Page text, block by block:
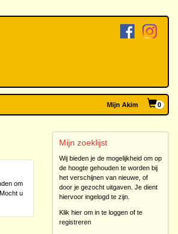
Mijn Akim 0
om
u
Mijn zoeklijst
Wij bieden je de mogelijkheid om op
de hoogte gehouden te worden bij
het verschijnen van nieuwe, of
door je gezocht uitgaven. Je dient
hiervoor ingelogd te zijn.
Klik hier om in te loggen of te
registreren